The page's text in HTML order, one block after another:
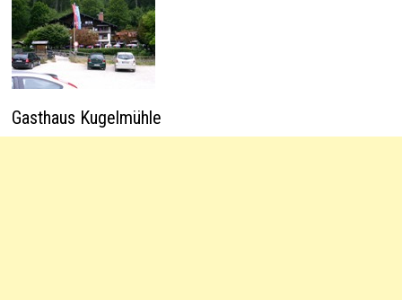
Gasthaus Kugelmühle